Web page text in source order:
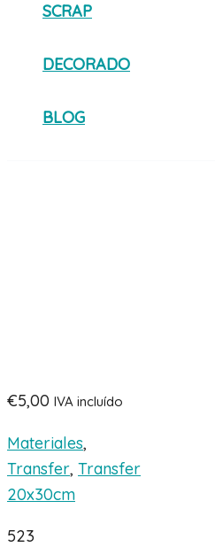
SCRAP
DECORADO
BLOG
€5,00 IVA incluído
Materiales,
Transfer, Transfer
20x30cm
523